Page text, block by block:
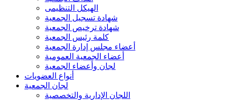
الهيكل التنظيمى
شهادة تسجيل الجمعية
شهادة ترخيص الجمعية
كلمة رئيس الجمعية
أعضاء مجلس إدارة الجمعية
أعضاء الجمعية العمومية
لجان وأعضاء الجمعية
أنواع العضويات
لجان الجمعية
اللجان الإدارية والتخصصية